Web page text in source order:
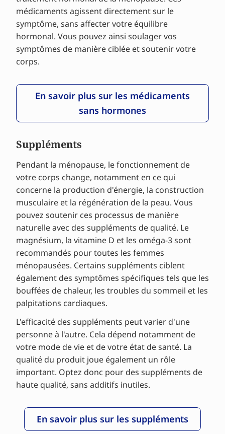
médicaments agissent directement sur le
symptôme, sans affecter votre équilibre
hormonal. Vous pouvez ainsi soulager vos
symptômes de manière ciblée et soutenir votre
corps.
En savoir plus sur les médicaments
sans hormones
Suppléments
Pendant la ménopause, le fonctionnement de
votre corps change, notamment en ce qui
concerne la production d'énergie, la construction
musculaire et la régénération de la peau. Vous
pouvez soutenir ces processus de manière
naturelle avec des suppléments de qualité. Le
magnésium, la vitamine D et les oméga-3 sont
recommandés pour toutes les femmes
ménopausées. Certains suppléments ciblent
également des symptômes spécifiques tels que les
bouffées de chaleur, les troubles du sommeil et les
palpitations cardiaques.
L'efficacité des suppléments peut varier d'une
personne à l'autre. Cela dépend notamment de
votre mode de vie et de votre état de santé. La
qualité du produit joue également un rôle
important. Optez donc pour des suppléments de
haute qualité, sans additifs inutiles.
En savoir plus sur les suppléments